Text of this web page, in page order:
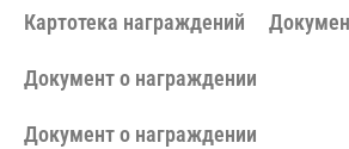
Картотека награждений
Документ о награждении
Документ о награждении